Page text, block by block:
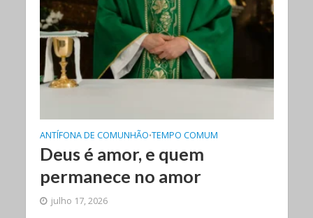
ANTÍFONA DE COMUNHÃO•TEMPO COMUM
Deus é amor, e quem
permanece no amor
julho 17, 2026